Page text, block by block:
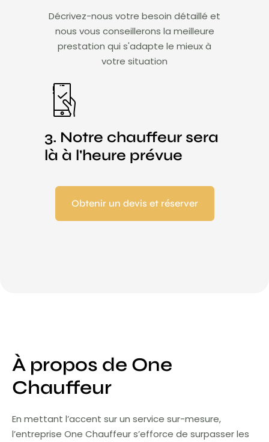
Décrivez-nous votre besoin détaillé et
nous vous conseillerons la meilleure
prestation qui s'adapte le mieux à
votre situation​
3. Notre chauffeur sera
là à l'heure prévue
Obtenir un devis et réserver
À propos de One
Chauffeur
En mettant l’accent sur un service sur-mesure,
l’entreprise One Chauffeur s’efforce de surpasser les